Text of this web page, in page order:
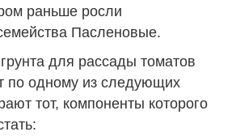
раньше росли
Пасленовые.
для рассады томатов
по одному из следующих
тот, компоненты которого